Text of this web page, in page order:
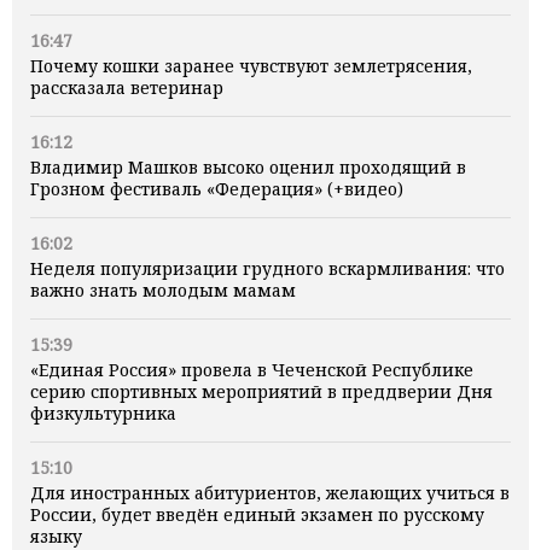
16:47
Почему кошки заранее чувствуют землетрясения,
рассказала ветеринар
16:12
Владимир Машков высоко оценил проходящий в
Грозном фестиваль «Федерация» (+видео)
16:02
Неделя популяризации грудного вскармливания: что
важно знать молодым мамам
15:39
«Единая Россия» провела в Чеченской Республике
серию спортивных мероприятий в преддверии Дня
физкультурника
15:10
Для иностранных абитуриентов, желающих учиться в
России, будет введён единый экзамен по русскому
языку